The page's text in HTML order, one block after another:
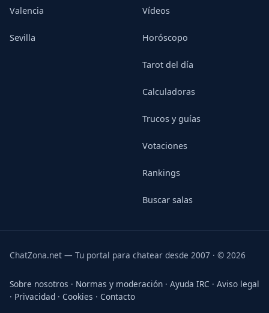
Valencia
Sevilla
Vídeos
Horóscopo
Tarot del día
Calculadoras
Trucos y guías
Votaciones
Rankings
Buscar salas
ChatZona.net — Tu portal para chatear desde 2007 · © 2026
Sobre nosotros · Normas y moderación · Ayuda IRC · Aviso legal
· Privacidad · Cookies · Contacto